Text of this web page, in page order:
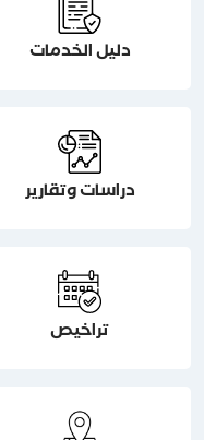
دليل الخدمات
دراسات وتقارير
تراخيص